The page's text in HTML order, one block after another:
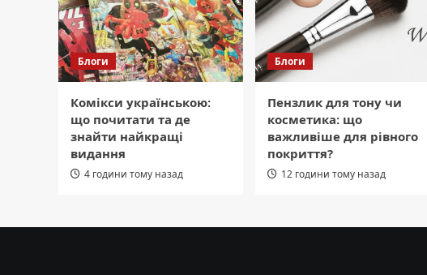
Блоги
Комікси українською:
що почитати та де
знайти найкращі
видання
4 години тому назад
Блоги
Пензлик для тону чи
косметика: що
важливіше для рівного
покриття?
12 години тому назад